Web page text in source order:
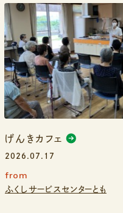
げんきカフェ
2026.07.17
from
ふくしサービスセンターとも